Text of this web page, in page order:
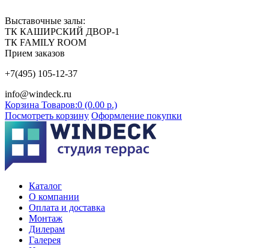
Выставочные залы:
ТК КАШИРСКИЙ ДВОР-1
ТК FAMILY ROOM
Прием заказов
+7(495) 105-12-37
info@windeck.ru
Корзина Товаров:0 (0.00 р.)
Посмотреть корзину Оформление покупки
Каталог
О компании
Оплата и доставка
Монтаж
Дилерам
Галерея